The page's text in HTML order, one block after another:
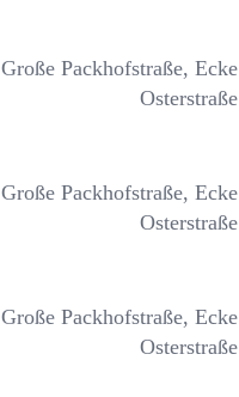
Große Packhofstraße, Ecke
Osterstraße
Große Packhofstraße, Ecke
Osterstraße
Große Packhofstraße, Ecke
Osterstraße